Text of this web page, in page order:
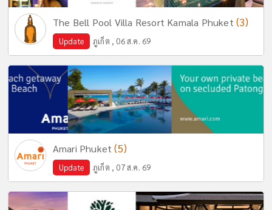
The Bell Pool Villa Resort Kamala Phuket (3)
Update ภูเก็ต , 06 ส.ค. 69
Amari Phuket(5)
Update ภูเก็ต , 07 ส.ค. 69